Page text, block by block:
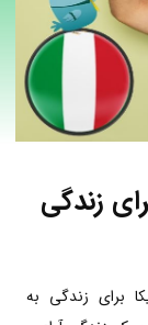
زندگی
برای زندگی به